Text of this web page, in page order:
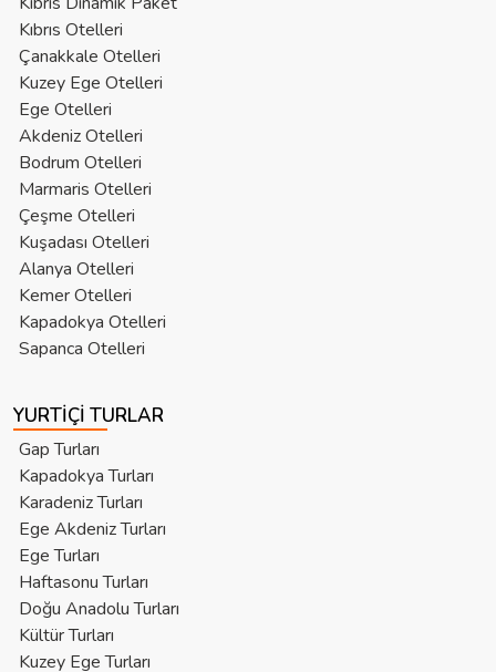
Kıbrıs Otelleri
Çanakkale Otelleri
Kuzey Ege Otelleri
Ege Otelleri
Akdeniz Otelleri
Bodrum Otelleri
Marmaris Otelleri
Çeşme Otelleri
Kuşadası Otelleri
Alanya Otelleri
Kemer Otelleri
Kapadokya Otelleri
Sapanca Otelleri
YURTIÇI TURLAR
Gap Turları
Kapadokya Turları
Karadeniz Turları
Ege Akdeniz Turları
Ege Turları
Haftasonu Turları
Doğu Anadolu Turları
Kültür Turları
Kuzey Ege Turları